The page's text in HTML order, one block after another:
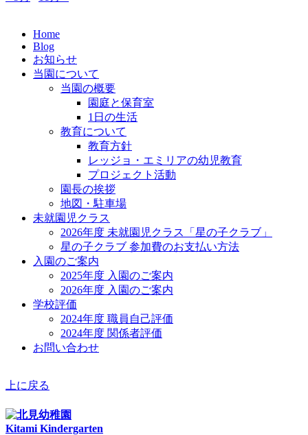
Home
Blog
お知らせ
当園について
当園の概要
園庭と保育室
1日の生活
教育について
教育方針
レッジョ・エミリアの幼児教育
プロジェクト活動
園長の挨拶
地図・駐車場
未就園児クラス
2026年度 未就園児クラス「星の子クラブ」
星の子クラブ 参加費のお支払い方法
入園のご案内
2025年度 入園のご案内
2026年度 入園のご案内
学校評価
2024年度 職員自己評価
2024年度 関係者評価
お問い合わせ
上に戻る
Kitami Kindergarten